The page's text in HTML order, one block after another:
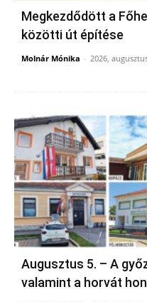
Megkezdődött a
közötti út építése
Molnár Mónika - 2026,
Augusztus 5. – A
valamint a horvát